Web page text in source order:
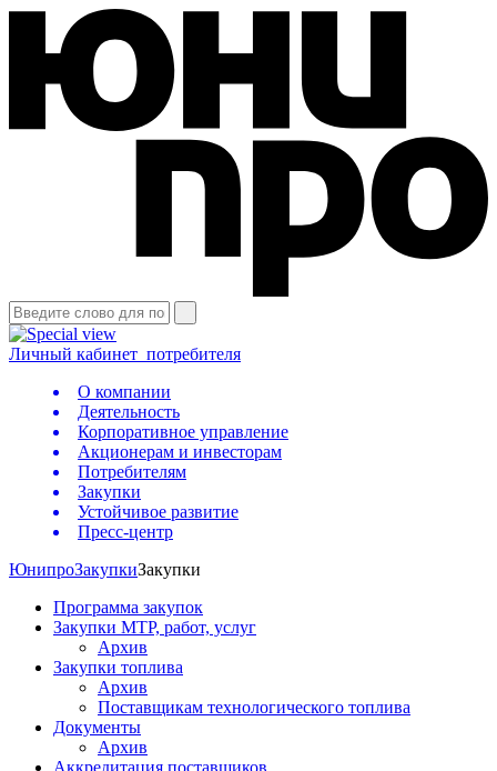
Личный кабинет потребителя
О компании
Деятельность
Корпоративное управление
Акционерам и инвесторам
Потребителям
Закупки
Устойчивое развитие
Пресс-центр
ЮнипроЗакупкиЗакупки
Программа закупок
Закупки МТР, работ, услуг
Архив
Закупки топлива
Архив
Поставщикам технологического топлива
Документы
Архив